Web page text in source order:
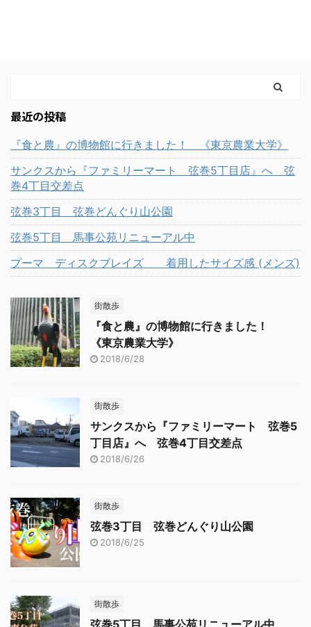
じです。 ・ベンチプレ
いところにキープしてく
が、足トレ ...
を痛めてしまいやってい
ません。 やっている時は
5セット～7セットほどや
っていましたが、非常に
きついトレーニング種目
だと思います。 現在43
歳の私はデッドリフトの
次の日の疲労がとても強
かったです。 階段もやや
辛く、立っているのもし
自分だけかと思いました
がジム仲間の若い20代の
方もデ ...
レーニングでは、今まで
てジムなどでトレーニン
グしたときはいろんなと
ころが筋肉痛になります
て部位ごとに鍛えてるよ
うになってからは肩のト
レーニングをしてもなか
なか リアクションがあり
ませんでした。 もちろん
かもしれません ...
最近の投稿
『食と農』の博物館に行きました！ 《東京農業大学》
サンクスから『ファミリーマート 弦巻5丁目店』へ 弦
巻4丁目交差点
弦巻3丁目 弦巻どんぐり山公園
弦巻5丁目 馬事公苑リニューアル中
プーマ ディスクブレイズ 着用したサイズ感 (メンズ)
街散歩
『食と農』の博物館に行きました！
《東京農業大学》
2018/6/28
街散歩
サンクスから『ファミリーマート 弦巻5
丁目店』へ 弦巻4丁目交差点
2018/6/26
街散歩
弦巻3丁目 弦巻どんぐり山公園
2018/6/25
街散歩